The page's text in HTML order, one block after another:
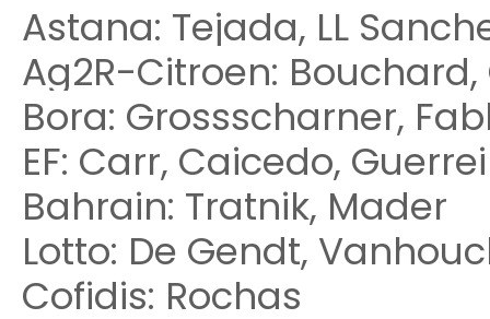
Astana: Tejada, LL
Ag2R-Citroen:
Bora: Grossscharner,
EF: Carr, Caicedo,
Bahrain: Tratnik, Mader
Lotto: De Gendt,
Cofidis: Rochas